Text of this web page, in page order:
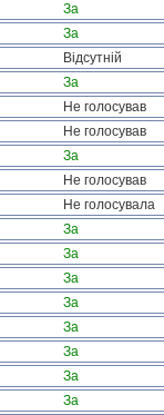
За
За
Відсутній
За
Не голосував
Не голосував
За
Не голосував
Не голосувала
За
За
За
За
За
За
За
За